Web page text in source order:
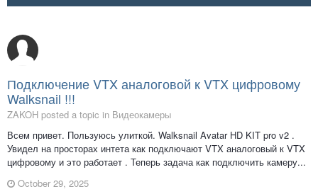
Подключение VTX аналоговой к VTX цифровому
Walksnail !!!
ZAKOH posted a topic in Видеокамеры
Всем привет. Пользуюсь улиткой. Walksnail Avatar HD KIT pro v2 .
Увидел на просторах интета как подключают VTX аналоговый к VTX
цифровому и это работает . Теперь задача как подключить камеру...
October 29, 2025